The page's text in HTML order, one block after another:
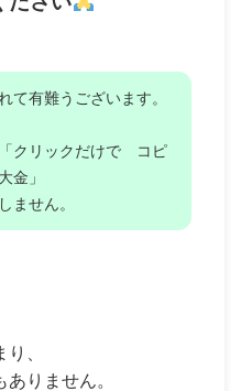
て有難うございます。
「クリックだけで コピ
金」
ません。
、
りません。